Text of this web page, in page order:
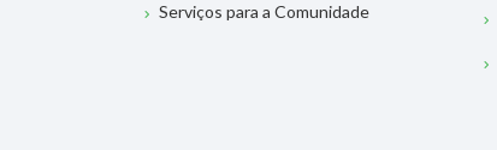
Serviços para a Comunidade